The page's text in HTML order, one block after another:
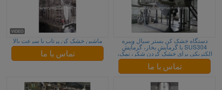
ماشین خشک کن پرتاب با سرعت بالا
تماس با ما
دستگاه خشک کن بستر سیال ویبره
SUS304 با گرمایش بخار، گرمایش
الکتریکی برای خشک کردن شکر، نمک،
گرانول پودر
تماس با ما